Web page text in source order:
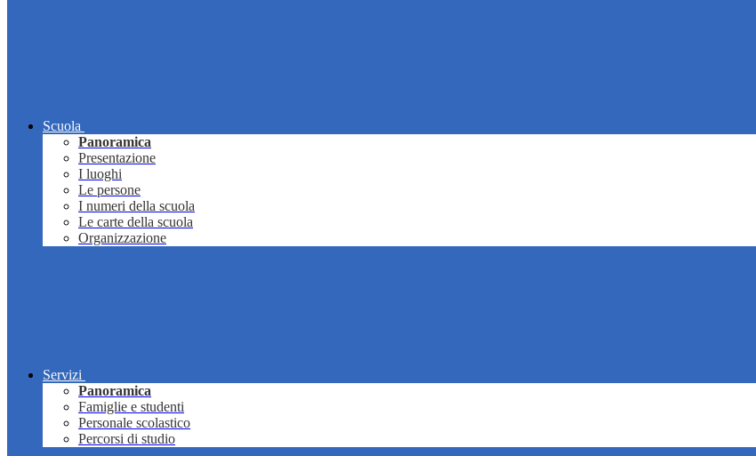
Scuola
Panoramica
Presentazione
I luoghi
Le persone
I numeri della scuola
Le carte della scuola
Organizzazione
Servizi
Panoramica
Famiglie e studenti
Personale scolastico
Percorsi di studio